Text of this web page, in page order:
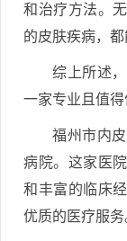
和治疗方法。
的皮肤疾病，都
综上所述
一家专业且值得
福州市内
病院。这家医
和丰富的临床
优质的医疗服务